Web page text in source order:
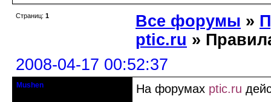
Страниц: 1 Все форумы »
ptic.ru »
2008-04-17 00:52:37
Mushen На форумах ptic.ru